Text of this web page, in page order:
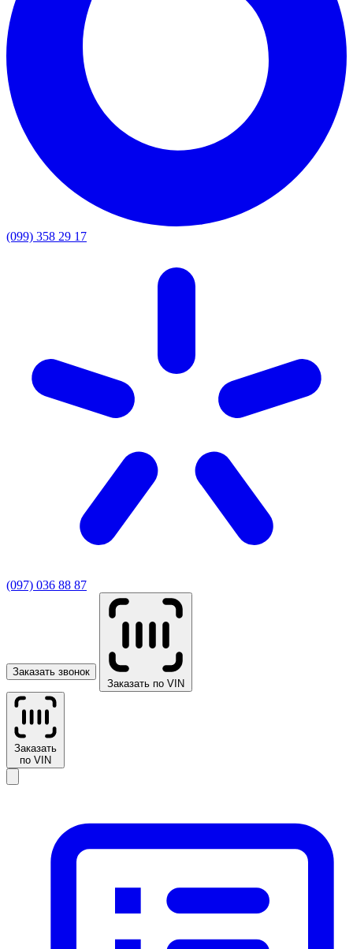
(099) 358 29 17
(097) 036 88 87
Заказать звонок
Заказать по VIN
Заказать
по VIN